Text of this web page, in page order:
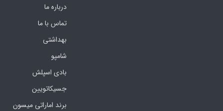
درباره ما
تماس با ما
بهداشتی
شامپو
بادی اسپلش
جسیکاتویین
برند اماراتی میسون